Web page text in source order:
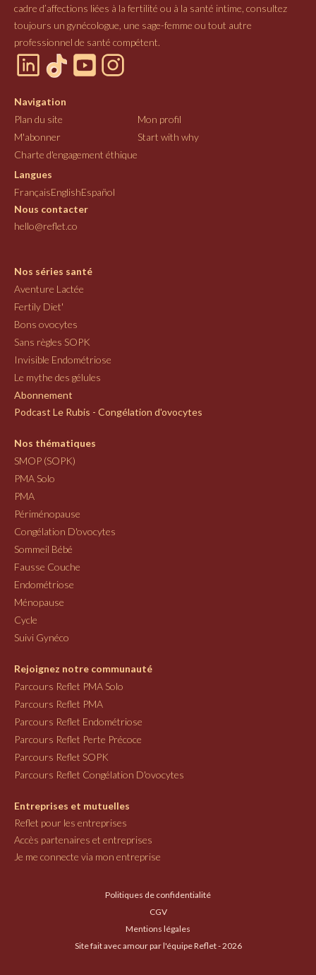
cadre d’affections liées à la fertilité ou à la santé intime, consultez
toujours un gynécologue, une sage-femme ou tout autre
professionnel de santé compétent.
Navigation
Plan du site
Mon profil
M'abonner
Start with why
Charte d'engagement éthique
Langues
FrançaisEnglishEspañol
Nous contacter
hello@reflet.co
Nos séries santé
Aventure Lactée
Fertily Diet'
Bons ovocytes
Sans règles SOPK
Invisible Endométriose
Le mythe des gélules
Abonnement
Podcast Le Rubis - Congélation d'ovocytes
Nos thématiques
SMOP (SOPK)
PMA Solo
PMA
Périménopause
Congélation D'ovocytes
Sommeil Bébé
Fausse Couche
Endométriose
Ménopause
Cycle
Suivi Gynéco
Rejoignez notre communauté
Parcours Reflet PMA Solo
Parcours Reflet PMA
Parcours Reflet Endométriose
Parcours Reflet Perte Précoce
Parcours Reflet SOPK
Parcours Reflet Congélation D'ovocytes
Entreprises et mutuelles
Reflet pour les entreprises
Accès partenaires et entreprises
Je me connecte via mon entreprise
Politiques de confidentialité
CGV
Mentions légales
Site fait avec amour par l'équipe Reflet - 2026